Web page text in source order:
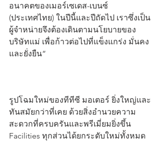
อนาคตของเมอร์เซเดส-เบนซ์
(ประเทศไทย) ในปีนี้และปีถัดไป เราซึ่งเป็น
ผู้จำหน่ายจึงต้องเดินตามนโยบายของ
บริษัทแม่ เพื่อก้าวต่อไปที่แข็งแกร่ง มั่นคง
และยั่งยืน”
รูปโฉมใหม่ของทีทีซี มอเตอร์ ยิ่งใหญ่และ
ทันสมัยกว่าที่เคย ด้วยสิ่งอำนวยความ
สะดวกที่ครบครันและพรีเมี่ยมยิ่งขึ้น
Facilities ทุกส่วนได้ยกระดับใหม่ทั้งหมด